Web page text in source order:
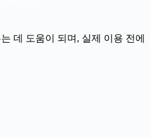
데 도움이 되며, 실제 이용 전에